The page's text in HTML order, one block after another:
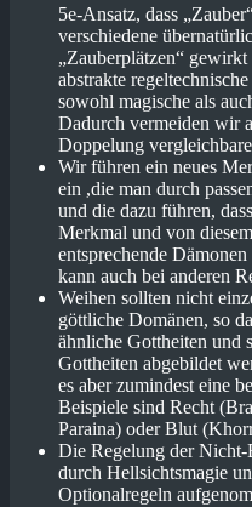
5e-Ansatz, dass
verschiedene
„Zauberplätzen“
abstrakte
sowohl magische als
Dadurch vermeiden wir
Doppelung
Wir führen ein neues
ein ,die man durch
und die dazu führen,
Merkmal und von
entsprechende
kann auch bei anderen
Weihen sollten nicht
göttliche Domänen, so
ähnliche Gottheiten und
Gottheiten abgebildet
es aber zumindest eine
Beispiele sind Recht
Paraina) oder Blut
Die Regelung der
durch Hellsichtsmagie
Optionalregeln